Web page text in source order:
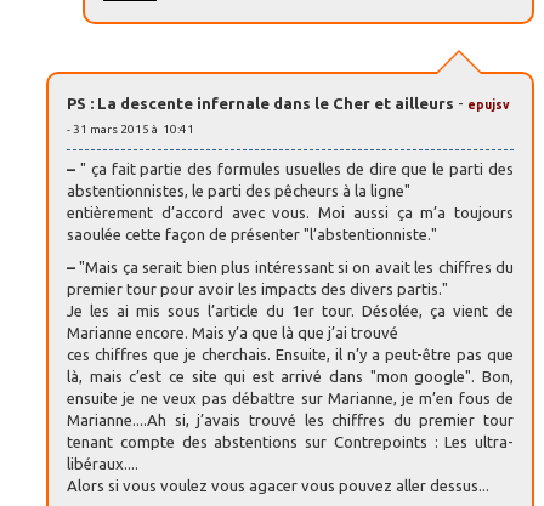
PS : La descente infernale dans le Cher et ailleurs - epujsv
- 31 mars 2015 à 10:41
– " ça fait partie des formules usuelles de dire que le parti des
abstentionnistes, le parti des pêcheurs à la ligne"
entièrement d’accord avec vous. Moi aussi ça m’a toujours
saoulée cette façon de présenter "l’abstentionniste."
– "Mais ça serait bien plus intéressant si on avait les chiffres du
premier tour pour avoir les impacts des divers partis."
Je les ai mis sous l’article du 1er tour. Désolée, ça vient de
Marianne encore. Mais y’a que là que j’ai trouvé
ces chiffres que je cherchais. Ensuite, il n’y a peut-être pas que
là, mais c’est ce site qui est arrivé dans "mon google". Bon,
ensuite je ne veux pas débattre sur Marianne, je m’en fous de
Marianne....Ah si, j’avais trouvé les chiffres du premier tour
tenant compte des abstentions sur Contrepoints : Les ultra-
libéraux....
Alors si vous voulez vous agacer vous pouvez aller dessus...